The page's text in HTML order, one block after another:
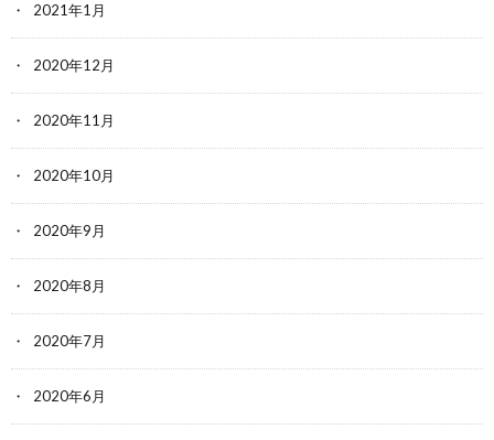
2021年1月
2020年12月
2020年11月
2020年10月
2020年9月
2020年8月
2020年7月
2020年6月